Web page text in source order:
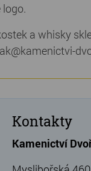
a whisky
Kontakty
Kamenictví